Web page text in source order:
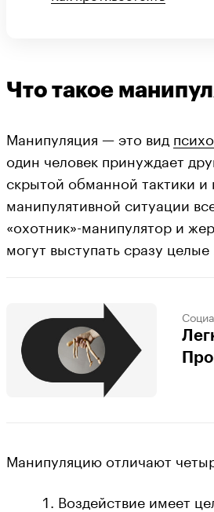
Что такое
Манипуляция — это вид
один человек принуждает
скрытой обманной тактики и
манипулятивной ситуации
«охотник»-манипулятор и
могут выступать сразу
Манипуляцию отличают
Воздействие имеет